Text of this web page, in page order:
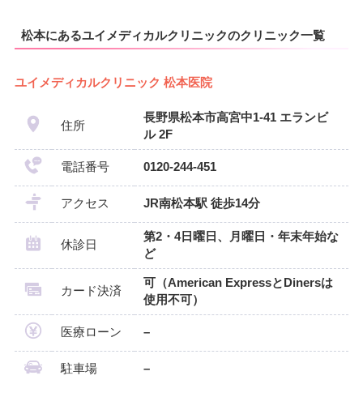
松本にあるユイメディカルクリニックのクリニック一覧
ユイメディカルクリニック 松本医院
住所
長野県松本市高宮中1-41 エランビ
ル 2F
電話番号 0120-244-451
アクセス JR南松本駅 徒歩14分
休診日
第2・4日曜日、月曜日・年末年始な
ど
カード決済
可（American ExpressとDinersは
使用不可）
医療ローン –
駐車場 –